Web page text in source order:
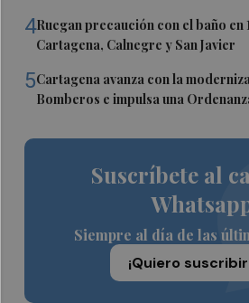
4Ruegan precaución con el baño en
Cartagena, Calnegre y San Javier
5Cartagena avanza con la
Bomberos e impulsa una
Suscríbete al
Siempre al día de las
¡Quiero